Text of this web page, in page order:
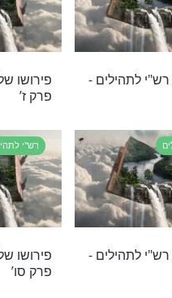
בשם, למרות
רש"י לתהילים